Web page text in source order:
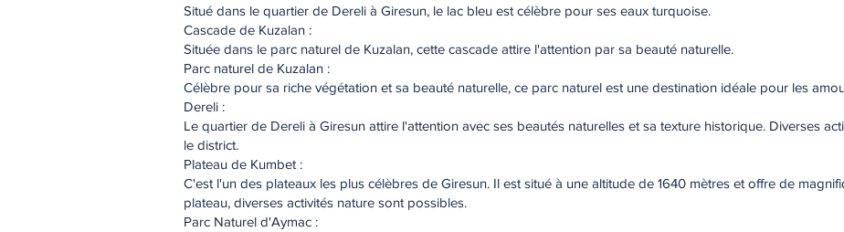
Situé dans le quartier de Dereli à Giresun, le lac bleu est célèbre pour ses eaux turquoise.
Cascade de Kuzalan :
Située dans le parc naturel de Kuzalan, cette cascade attire l'attention par sa beauté naturelle.
Parc naturel de Kuzalan :
Célèbre pour sa riche végétation et sa beauté naturelle, ce parc naturel est une destination idéale pour les
Dereli :
Le quartier de Dereli à Giresun attire l'attention avec ses beautés naturelles et sa texture historique. Diverses
le district.
Plateau de Kumbet :
C'est l'un des plateaux les plus célèbres de Giresun. Il est situé à une altitude de 1640 mètres et offre de
plateau, diverses activités nature sont possibles.
Parc Naturel d'Aymac :